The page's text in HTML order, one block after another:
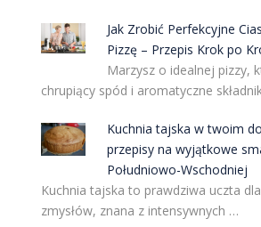
Jak Zrobić Perfekcyjne
Pizzę – Przepis Krok po
Marzysz o idealnej pizzy,
chrupiący spód i aromatyczne
Kuchnia tajska w twoim
przepisy na wyjątkowe
Południowo-Wschodniej
Kuchnia tajska to prawdziwa uczta dla
zmysłów, znana z intensywnych …